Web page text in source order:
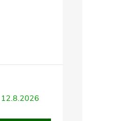
12.8.2026